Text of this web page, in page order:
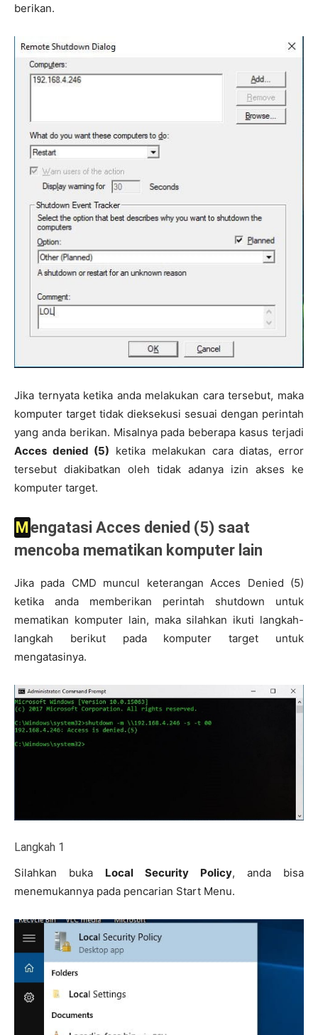
berikan.
Jika ternyata ketika anda melakukan cara tersebut, maka
komputer target tidak dieksekusi sesuai dengan perintah
yang anda berikan. Misalnya pada beberapa kasus terjadi
Acces denied (5) ketika melakukan cara diatas, error
tersebut diakibatkan oleh tidak adanya izin akses ke
komputer target.
Mengatasi Acces denied (5) saat
mencoba mematikan komputer lain
Jika pada CMD muncul keterangan Acces Denied (5)
ketika anda memberikan perintah shutdown untuk
mematikan komputer lain, maka silahkan ikuti langkah-
langkah berikut pada komputer target untuk
mengatasinya.
Langkah 1
Silahkan buka Local Security Policy, anda bisa
menemukannya pada pencarian Start Menu.